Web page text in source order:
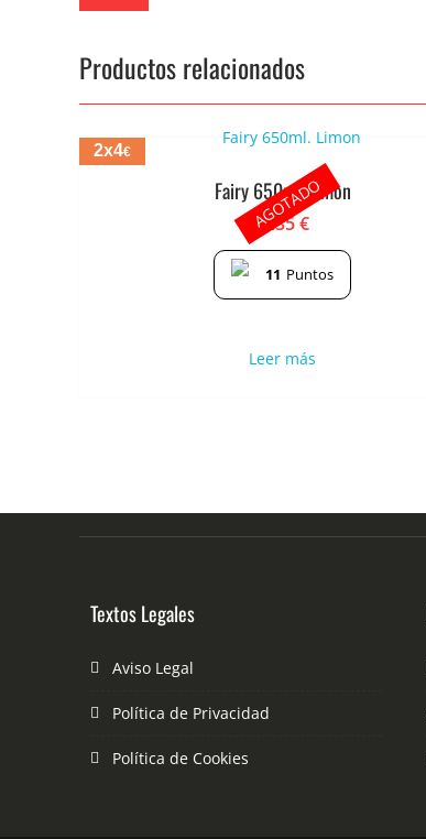
Productos relacionados
2x4€
Fairy 650ml. Limon
2.35€
11 Puntos
Leer más
AGOTADO
Textos Legales
Aviso Legal
Política de Privacidad
Política de Cookies